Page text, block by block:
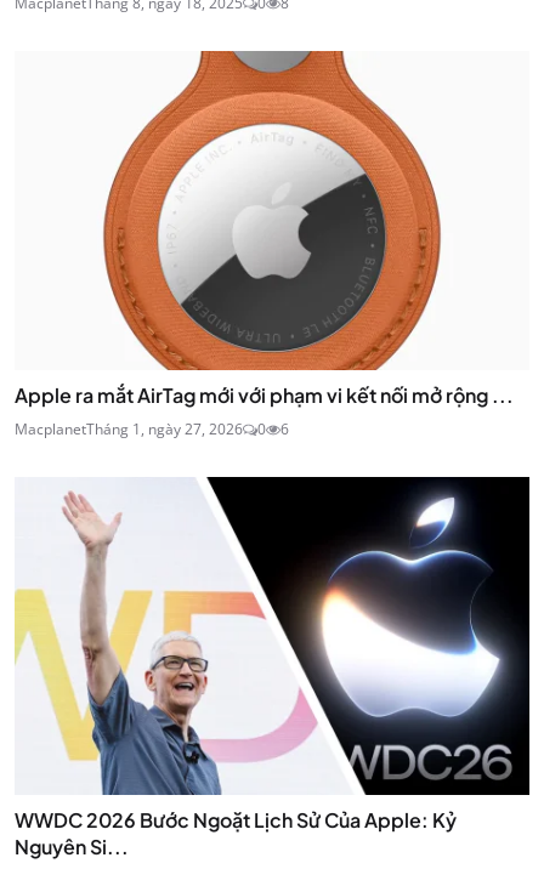
Apple ra mắt AirTag mới với phạm vi kết nối mở rộng ...
MacplanetTháng 1, ngày 27, 2026 0 6
WWDC 2026 Bước Ngoặt Lịch Sử Của Apple: Kỷ
Nguyên Si...